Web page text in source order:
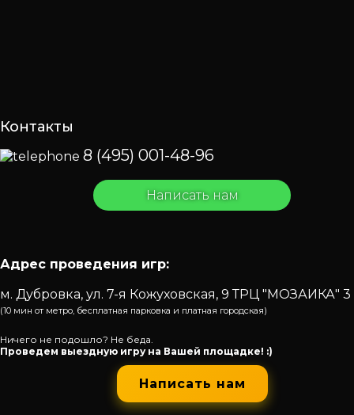
Контакты
8 (495) 001-48-96
Написать нам
Адрес проведения игр:
м. Дубровка, ул. 7-я Кожуховская, 9 ТРЦ "МОЗАИКА" 3
(10 мин от метро, бесплатная парковка и платная городская)
Ничего не подошло? Не беда.
Проведем выездную игру на Вашей площадке! :)
Написать нам